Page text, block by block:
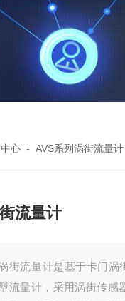
心 -AVS系列涡街流量计
流量计
街流量计是基于卡门涡
流量计，采用涡街传感